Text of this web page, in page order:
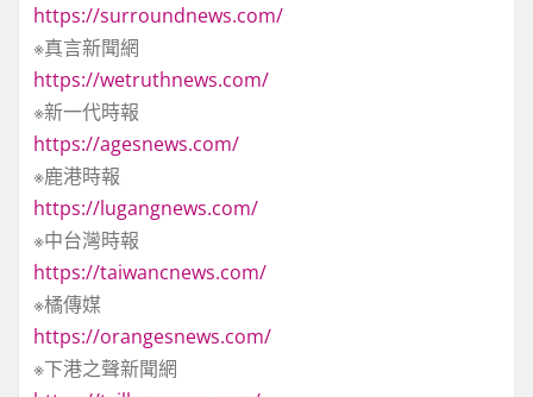
https://surroundnews.com/
※真言新聞網
https://wetruthnews.com/
※新一代時報
https://agesnews.com/
※鹿港時報
https://lugangnews.com/
※中台灣時報
https://taiwancnews.com/
※橘傳媒
https://orangesnews.com/
※下港之聲新聞網